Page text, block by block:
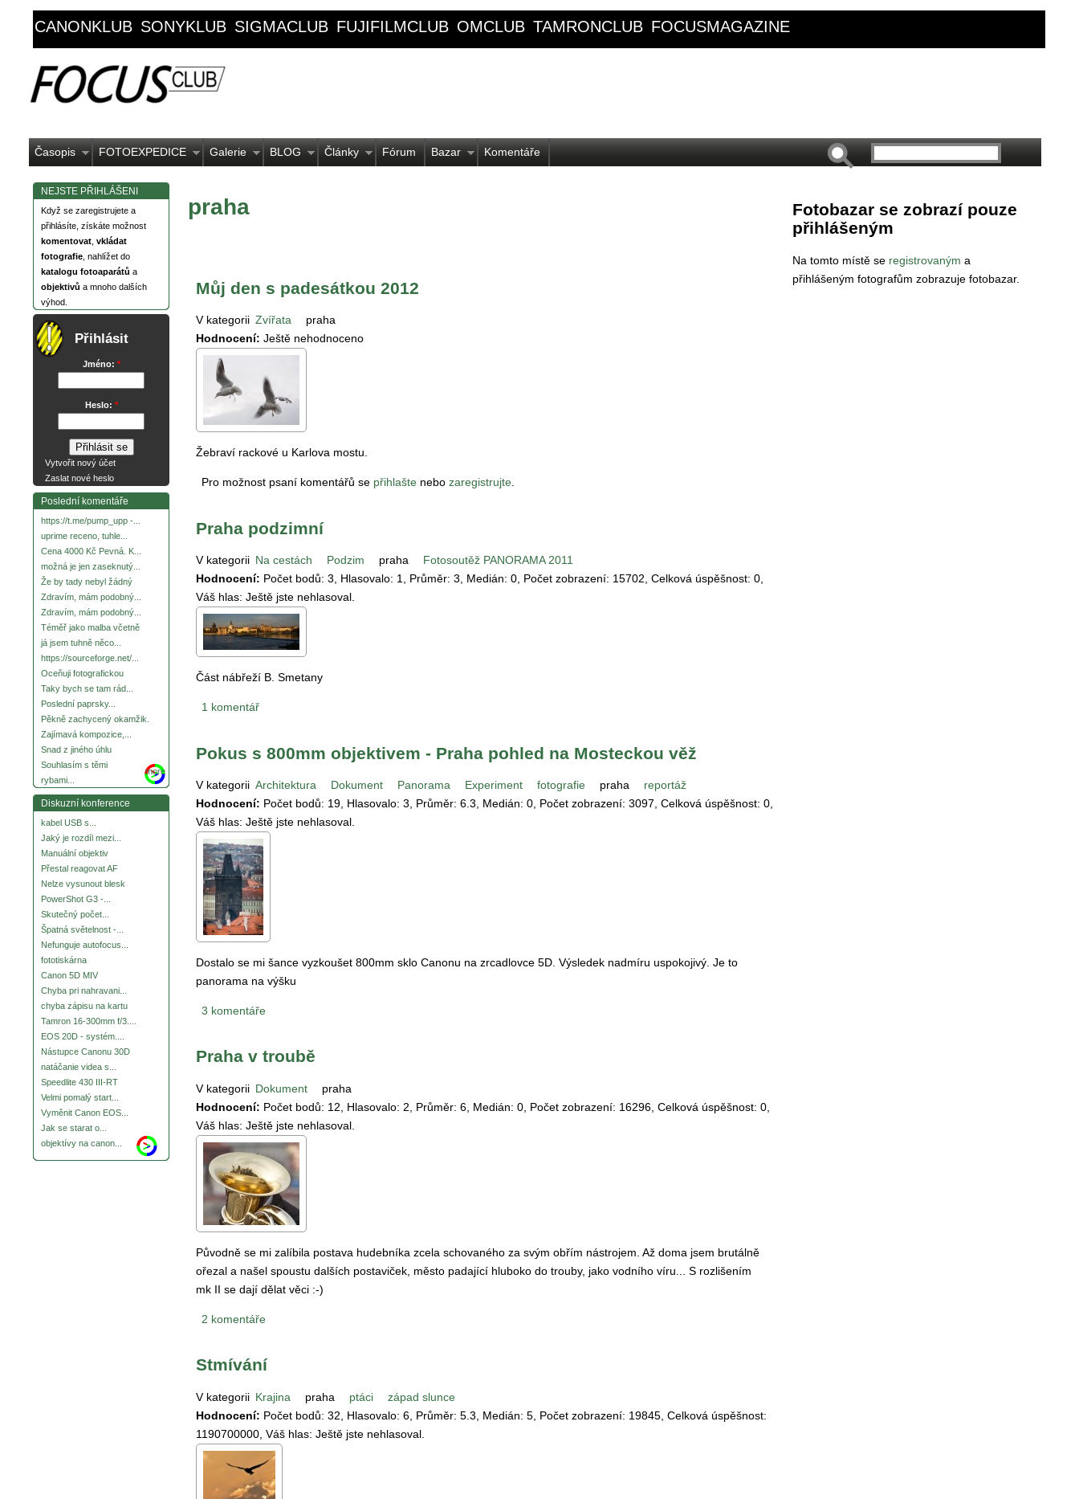
CANONKLUB SONYKLUB SIGMACLUB FUJIFILMCLUB OMCLUB TAMRONCLUB FOCUSMAGAZINE
Časopis FOTOEXPEDICE Galerie BLOG Články Fórum Bazar Komentáře
NEJSTE PŘIHLÁŠENI
Když se zaregistrujete a
přihlásíte, získáte možnost
komentovat vkládat
fotografie , nahlížet do
katalogu fotoaparátů a
objektivů a mnoho dalších
výhod.
Přihlásit
Jméno: *
Heslo: *
Vytvořit nový účet
Zaslat nové heslo
Poslední komentáře
https://t.me/pump_upp -...
uprime receno, tuhle...
Cena 4000 Kč Pevná. K...
možná je jen zaseknutý...
Že by tady nebyl žádný
Zdravím, mám podobný...
Zdravím, mám podobný...
Téměř jako malba včetně
já jsem tuhně něco...
https://sourceforge.net/...
Oceňuji fotografickou
Taky bych se tam rád...
Poslední paprsky...
Pěkně zachycený okamžik.
Zajímavá kompozice,...
Snad z jiného úhlu
Souhlasím s těmi
rybami...
more
Diskuzní konference
kabel USB s...
Jaký je rozdíl mezi...
Manuální objektiv
Přestal reagovat AF
Nelze vysunout blesk
PowerShot G3 -...
Skutečný počet...
Špatná světelnost -...
Nefunguje autofocus...
fototiskárna
Canon 5D MIV
Chyba pri nahravani...
chyba zápisu na kartu
Tamron 16-300mm f/3....
EOS 20D - systém....
Nástupce Canonu 30D
natáčanie videa s...
Speedlite 430 III-RT
Velmi pomalý start...
Vyměnit Canon EOS...
Jak se starat o...
objektívy na canon...
praha
Můj den s padesátkou 2012
V kategorii Zvířata
praha
Hodnocení: Ještě nehodnoceno
Žebraví rackové u Karlova mostu.
Pro možnost psaní komentářů se přihlašte nebo zaregistrujte.
Praha podzimní
V kategorii Na cestách Podzim praha
Fotosoutěž PANORAMA 2011
Hodnocení: Počet bodů: 3 , Hlasovalo: 1 , Průměr: 3 , Medián: 0 , Počet zobrazení: 15702 , Celková úspěšnost: 0
Váš hlas: Ještě jste nehlasoval.
Část nábřeží B. Smetany
1 komentář
Pokus s 800mm objektivem - Praha pohled na Mosteckou věž
V kategorii Architektura Dokument Panorama Experiment fotografie praha
reportáž
Hodnocení: Počet bodů: 19 , Hlasovalo: 3 , Průměr: 6.3 , Medián: 0 , Počet zobrazení: 3097 , Celková úspěšnost: 0
Váš hlas: Ještě jste nehlasoval.
Dostalo se mi šance vyzkoušet 800mm sklo Canonu na zrcadlovce 5D. Výsledek nadmíru uspokojivý. Je to
panorama na výšku
3 komentáře
Praha v troubě
V kategorii Dokument
praha
Hodnocení: Počet bodů: 12 , Hlasovalo: 2 , Průměr: 6 , Medián: 0 , Počet zobrazení: 16296 , Celková úspěšnost: 0
Váš hlas: Ještě jste nehlasoval.
Původně se mi zalíbila postava hudebníka zcela schovaného za svým obřím nástrojem. Až doma jsem brutálně
ořezal a našel spoustu dalších postaviček, město padající hluboko do trouby, jako vodního víru... S rozlišením
mk II se dají dělat věci :-)
2 komentáře
Stmívání
V kategorii Krajina praha ptáci
západ slunce
Hodnocení: Počet bodů: 32 , Hlasovalo: 6 , Průměr: 5.3 , Medián: 5 , Počet zobrazení: 19845 , Celková úspěšnost:
1190700000 , Váš hlas: Ještě jste nehlasoval.
Fotobazar se zobrazí pouze
přihlášeným
Na tomto místě se registrovaným a
přihlášeným fotografům zobrazuje fotobazar.